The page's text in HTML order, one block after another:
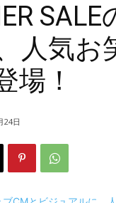
人気お
場！
24日